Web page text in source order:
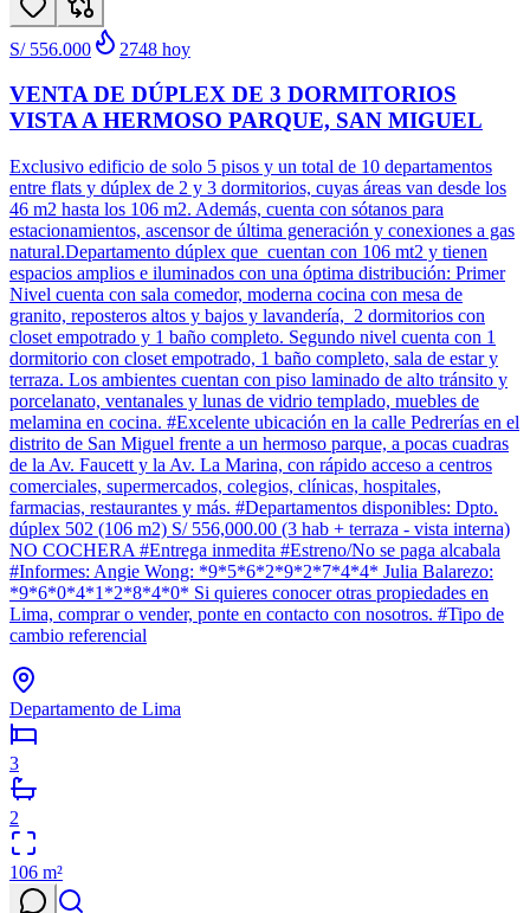
S/ 556.000 2748 hoy
VENTA DE DÚPLEX DE 3 DORMITORIOS
VISTA A HERMOSO PARQUE, SAN MIGUEL
Exclusivo edificio de solo 5 pisos y un total de 10 departamentos
entre flats y dúplex de 2 y 3 dormitorios, cuyas áreas van desde los
46 m2 hasta los 106 m2. Además, cuenta con sótanos para
estacionamientos, ascensor de última generación y conexiones a gas
natural.Departamento dúplex que cuentan con 106 mt2 y tienen
espacios amplios e iluminados con una óptima distribución: Primer
Nivel cuenta con sala comedor, moderna cocina con mesa de
granito, reposteros altos y bajos y lavandería, 2 dormitorios con
closet empotrado y 1 baño completo. Segundo nivel cuenta con 1
dormitorio con closet empotrado, 1 baño completo, sala de estar y
terraza. Los ambientes cuentan con piso laminado de alto tránsito y
porcelanato, ventanales y lunas de vidrio templado, muebles de
melamina en cocina. #Excelente ubicación en la calle Pedrerías en el
distrito de San Miguel frente a un hermoso parque, a pocas cuadras
de la Av. Faucett y la Av. La Marina, con rápido acceso a centros
comerciales, supermercados, colegios, clínicas, hospitales,
farmacias, restaurantes y más. #Departamentos disponibles: Dpto.
dúplex 502 (106 m2) S/ 556,000.00 (3 hab + terraza - vista interna)
NO COCHERA #Entrega inmedita #Estreno/No se paga alcabala
#Informes: Angie Wong: *9*5*6*2*9*2*7*4*4* Julia Balarezo:
*9*6*0*4*1*2*8*4*0* Si quieres conocer otras propiedades en
Lima, comprar o vender, ponte en contacto con nosotros. #Tipo de
cambio referencial
Departamento de Lima
3
2
106 m²